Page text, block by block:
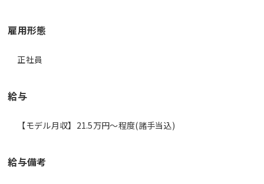
雇用形態
正社員
給与
【モデル月収】21.5万円〜程度(諸手当込)
給与備考